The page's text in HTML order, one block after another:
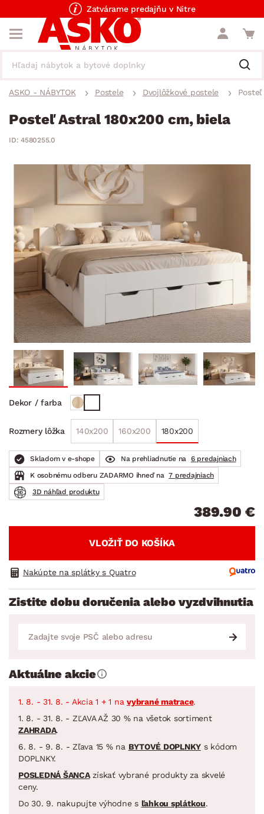
Zatvárame predajňu v Nitre
ASKO - NÁBYTOK Postele Dvojlôžkové postele
Posteľ Astral 180x200 cm, biela
ID: 4580255.0
Dekor / farba
Rozmery lôžka 140x200 160x200 180x200
Skladom v e-shope Na prehliadnutie na
6 predajniach
K osobnému odberu ZADARMO ihneď na 7 predajniach
3D náhľad produktu
389.90 €
VLOŽIŤ DO KOŠÍKA
Nakúpte na splátky s Quatro
Zistite dobu doručenia alebo vyzdvihnutia
Aktuálne akcie
1. 8. - 31. 8. - Akcia 1 + 1 na vybrané matrace.
1. 8. - 31. 8. - ZĽAVA AŽ 30 % na všetok sortiment
ZAHRADA.
6. 8. - 9. 8. - Zľava 15 % na BYTOVÉ DOPLNKY s kódom
DOPLNKY.
POSLEDNÁ ŠANCAzískať vybrané produkty za skvelé
ceny.
Do 30. 9. nakupujte výhodne s ľahkou splátkou.